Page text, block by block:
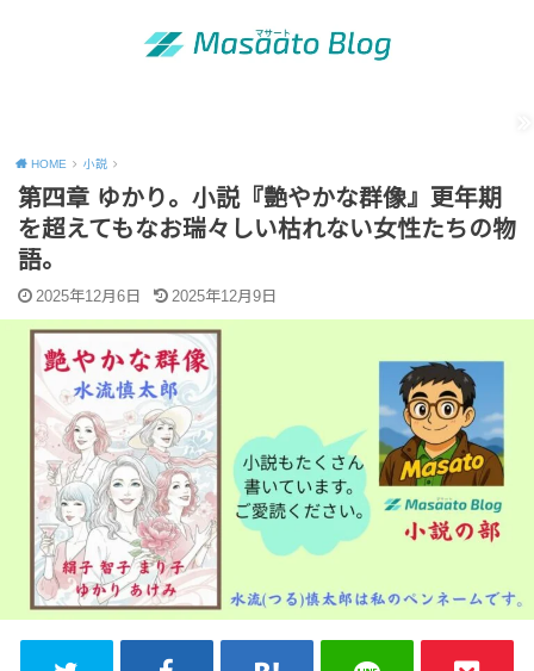
HOME 小説
第四章 ゆかり。小説『艶やかな群像』更年期
を超えてもなお瑞々しい枯れない女性たちの物
語。
2025年12月6日 2025年12月9日